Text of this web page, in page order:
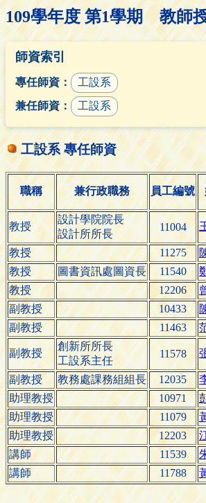
109學年度 第1學期 教師
師資索引
專任師資：
工設系
兼任師資：
工設系
工設系 專任師資
職稱 兼行政職務 員工編號
教授
設計學院院長
設計所所長
11004
教授 11275
教授
圖書資訊處圖資長 11540
教授
12206
副教授
10433
副教授
11463
副教授
創新所所長
工設系主任
11578
副教授 教務處課務組組長 12035
助理教授
10971
助理教授
11079
助理教授
12203
講師
11539
講師
11788